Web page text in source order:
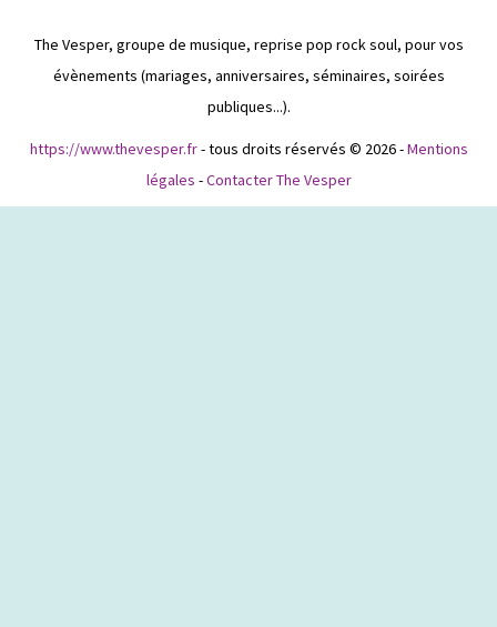
The Vesper, groupe de musique, reprise pop rock soul, pour vos
évènements (mariages, anniversaires, séminaires, soirées
publiques...).
https://www.thevesper.fr- tous droits réservés © 2026 -Mentions
légales -Contacter The Vesper